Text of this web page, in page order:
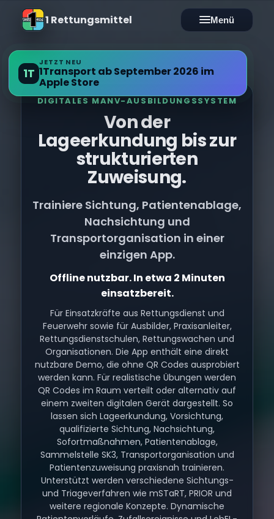
1 Rettungsmittel Menü
DIGITALES MANV-AUSBILDUNGSSYSTEM
Von der
Lageerkundung bis zur
strukturierten
Zuweisung.
Trainiere Sichtung, Patientenablage,
Nachsichtung und
Transportorganisation in einer
einzigen App.
Offline nutzbar. In etwa 2 Minuten
einsatzbereit.
Für Einsatzkräfte aus Rettungsdienst und
Feuerwehr sowie für Ausbilder, Praxisanleiter,
Rettungsdienstschulen, Rettungswachen und
Organisationen. Die App enthält eine direkt
nutzbare Demo, die ohne QR Codes ausprobiert
werden kann. Für realistische Übungen werden
QR Codes im Raum verteilt oder alternativ auf
einem zweiten digitalen Gerät dargestellt. So
lassen sich Lageerkundung, Vorsichtung,
qualifizierte Sichtung, Nachsichtung,
Sofortmaßnahmen, Patientenablage,
Sammelstelle SK3, Transportorganisation und
Patientenzuweisung praxisnah trainieren.
Unterstützt werden verschiedene Sichtungs-
und Triageverfahren wie mSTaRT, PRIOR und
weitere regionale Konzepte. Dynamische
1T
JETZT NEU
1Transport ab September 2026 im
Apple Store